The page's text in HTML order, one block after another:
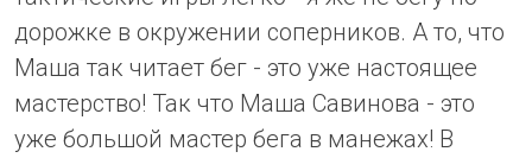
дорожке в окружении соперников. А то, что
Маша так читает бег - это уже настоящее
мастерство! Так что Маша Савинова - это
уже большой мастер бега в манежах! В